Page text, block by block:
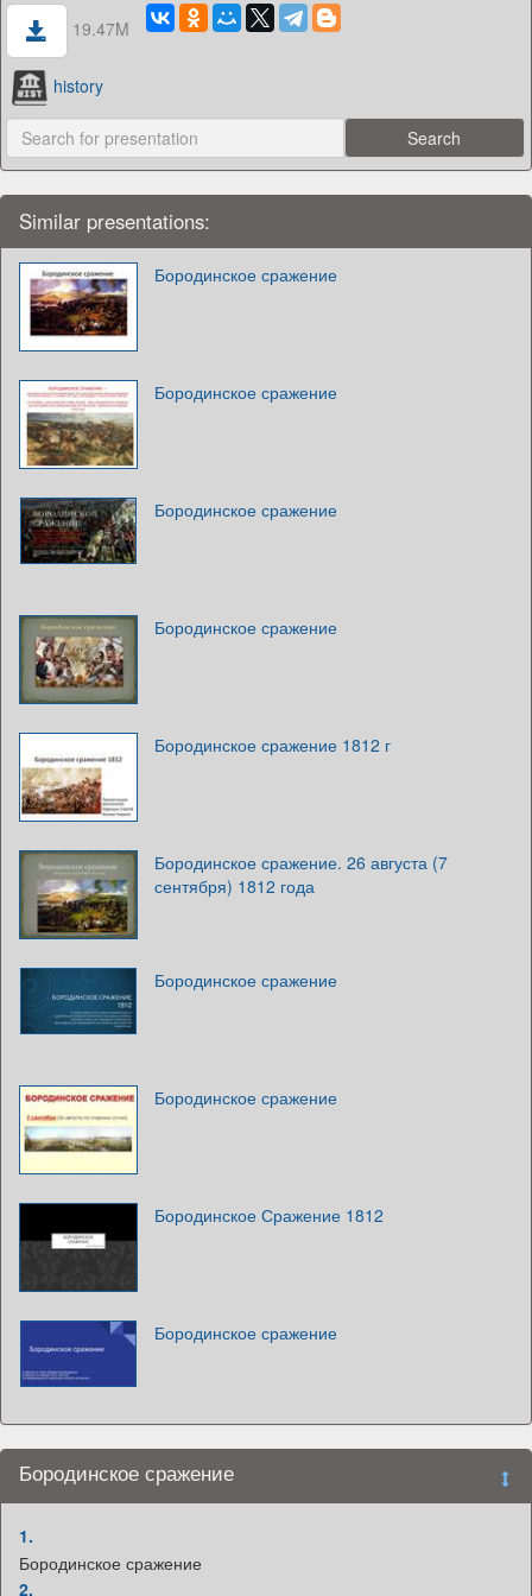
19.47M
history
Similar presentations:
Бородинское сражение
Бородинское сражение
Бородинское сражение
Бородинское сражение
Бородинское сражение 1812 г
Бородинское сражение. 26 августа (7
сентября) 1812 года
Бородинское сражение
Бородинское сражение
Бородинское Сражение 1812
Бородинское сражение
Бородинское сражение
1.
Бородинское сражение
2.